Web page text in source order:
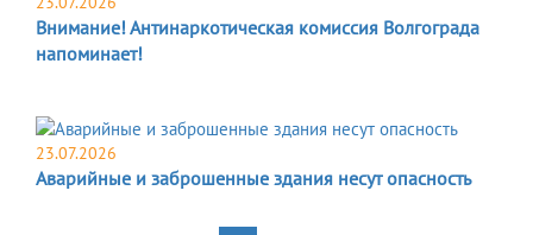
Внимание! Антинаркотическая комиссия Волгограда
напоминает!
23.07.2026
Аварийные и заброшенные здания несут опасность